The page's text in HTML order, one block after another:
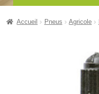
Accueil Pneus Agricole